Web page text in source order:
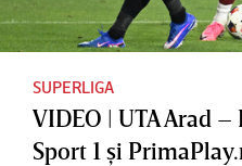
SUPERLIGA
VIDEO | UTA Arad
Sport 1 şi